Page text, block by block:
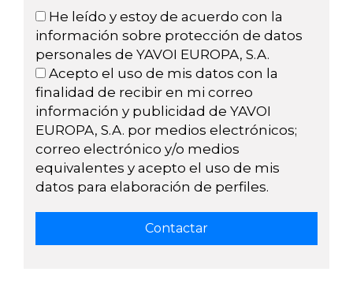
He leído y estoy de acuerdo con la
información sobre protección de datos
personales de YAVOI EUROPA, S.A.
Acepto el uso de mis datos con la
finalidad de recibir en mi correo
información y publicidad de YAVOI
EUROPA, S.A. por medios electrónicos;
correo electrónico y/o medios
equivalentes y acepto el uso de mis
datos para elaboración de perfiles.